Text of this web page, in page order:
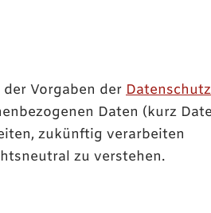
Vorgaben der
Daten (kurz
zukünftig verarbeiten
zu verstehen.